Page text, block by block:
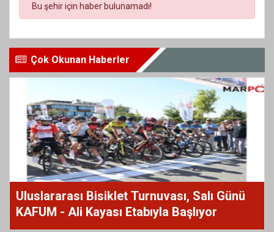
Bu şehir için haber bulunamadı!
Çok Okunan Haberler
Uluslararası Bisiklet Turnuvası, Salı Günü
KAFUM - Ali Kayası Etabıyla Başlıyor